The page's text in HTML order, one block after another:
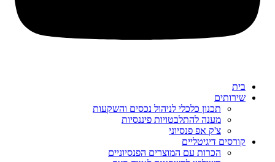
בית
שירותים
תכנון כלכלי לניהול נכסים והשקעות
מענה להתלבטויות פיננסיות
צ'ק אפ פנסיוני
קורסים דיגיטליים
הכרות עם המוצרים הפנסיוניים